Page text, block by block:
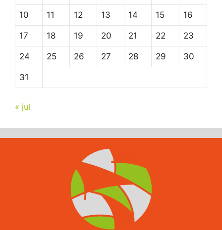
10 11 12 13 14 15 16
17 18 19 20 21 22 23
24 25 26 27 28 29 30
31
« jul